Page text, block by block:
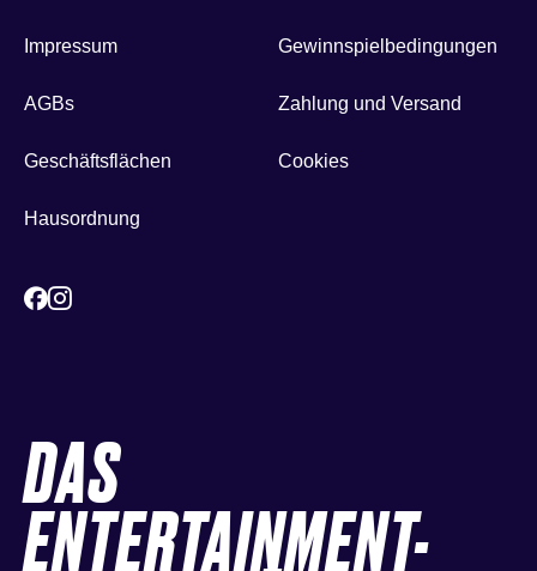
Impressum
AGBs
Geschäftsflächen
Hausordnung
Gewinnspielbedingungen
Zahlung und Versand
Cookies
DAS
ENTERTAINMENT-